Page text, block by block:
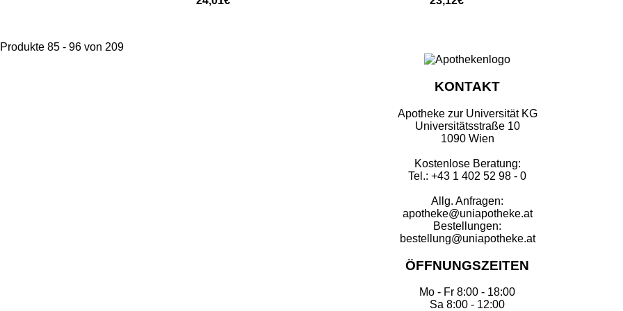
Produkte 85 - 96 von 209
KONTAKT
Apotheke zur Universität KG
Universitätsstraße 10
1090 Wien
Kostenlose Beratung:
Tel.: +43 1 402 52 98 - 0
Allg. Anfragen:
apotheke@uniapotheke.at
Bestellungen:
bestellung@uniapotheke.at
ÖFFNUNGSZEITEN
Mo - Fr 8:00 - 18:00
Sa 8:00 - 12:00